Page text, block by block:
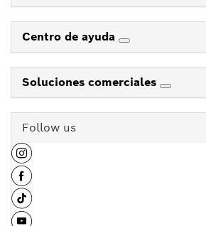
Centro de ayuda
Soluciones comerciales
Follow us